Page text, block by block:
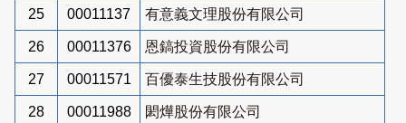
25 00011137 有意義文理股份有限公司
26 00011376 恩鎬投資股份有限公司
27 00011571 百優泰生技股份有限公司
28 00011988 閎燁股份有限公司